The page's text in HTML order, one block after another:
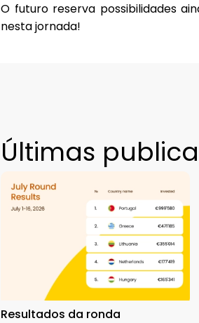
O futuro reserva possibilidades
nesta jornada!
Últimas
Resultados da ronda